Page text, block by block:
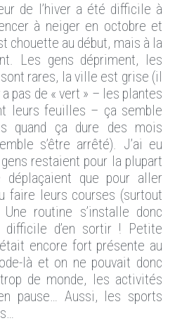
de l’hiver a été difficile à
à neiger en octobre et
chouette au début, mais à la
Les gens dépriment, les
rares, la ville est grise (il
a pas de « vert » – les plantes
leurs feuilles – ça semble
quand ça dure des mois
s’être arrêté). J’ai eu
restaient pour la plupart
que pour aller
faire leurs courses (surtout
routine s’installe donc
difficile d’en sortir ! Petite
encore fort présente au
là et on ne pouvait donc
de monde, les activités
pause… Aussi, les sports